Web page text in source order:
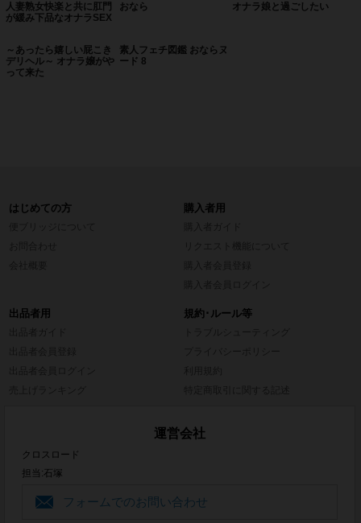
人妻熟女快楽と共に肛門
が緩み下品なオナラSEX
おなら オナラ娘と過ごしたい
～あったら嬉しい屁こき
デリヘル～ オナラ嬢がや
って来た
素人フェチ図鑑 おならヌ
ード 8
はじめての方 購入者用
出品者用 規約･ルール等
運営会社
クロスロード
担当:石塚
フォームでのお問い合わせ